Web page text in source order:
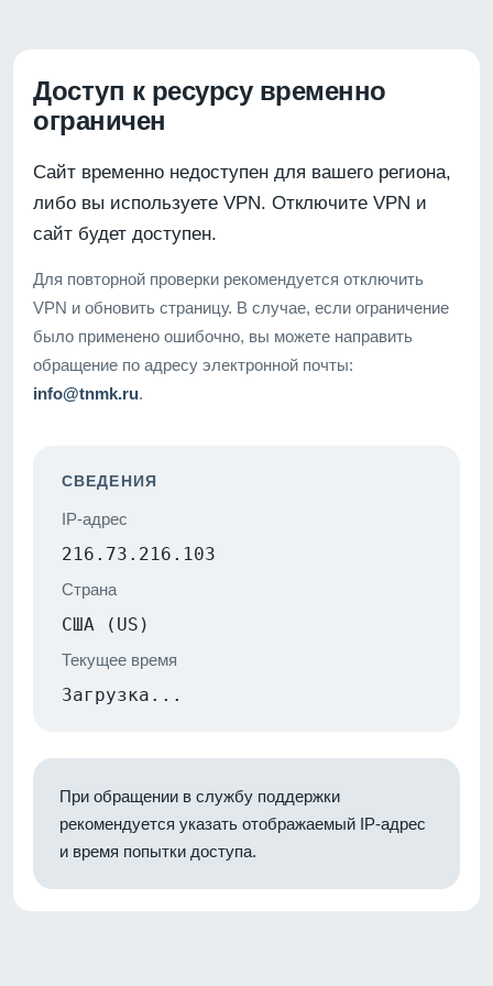
Доступ к ресурсу временно
ограничен
Сайт временно недоступен для вашего региона,
либо вы используете VPN. Отключите VPN и
сайт будет доступен.
Для повторной проверки рекомендуется отключить
VPN и обновить страницу. В случае, если ограничение
было применено ошибочно, вы можете направить
обращение по адресу электронной почты:
info@tnmk.ru.
СВЕДЕНИЯ
IP-адрес
216.73.216.103
Страна
США (US)
Текущее время
Загрузка...
При обращении в службу поддержки
рекомендуется указать отображаемый IP-адрес
и время попытки доступа.